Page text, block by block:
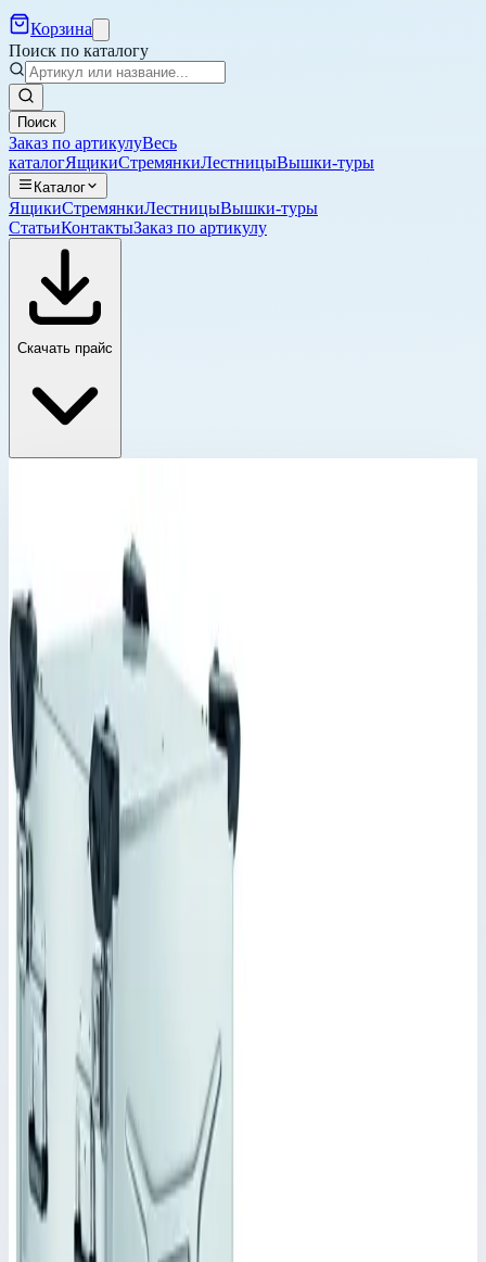
Корзина
Поиск по каталогу
Поиск
Заказ по артикулуВесь
каталогЯщикиСтремянкиЛестницыВышки-туры
Каталог
ЯщикиСтремянкиЛестницыВышки-туры
СтатьиКонтактыЗаказ по артикулу
Скачать прайс
Ящики и модульные системы
Футляры Zarges
Корпус Mitraset 19"
Корпус Mitraset Classic 19" Zarges 11 HE/U
694х534х570,5 мм 45811
Корпус Mitraset 19" Артикул:45811
Корпус Mitraset Classic 19" Zarges 11
HE/U 694х534х570,5 мм 45811
Производитель: Zarges; Артикул: 45811; Наружный размер:
694 x 534 x 570,5 мм; Вес: 24,70 кг
Корпус Mitraset 19"
Корпус Mitraset Classic 19" Zarges 11 HE/U 694х534х570,5 мм
45811
Zarges
Корпус Mitraset 19"
Производитель: Zarges; Артикул: 45811; Наружный размер:
694 x 534 x 570,5 мм; Вес: 24,70 кг
Основные параметры
Масса
24,70 кг
Производитель
Артикул
45811
Наружный размер